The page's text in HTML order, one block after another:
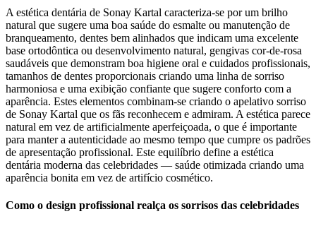
A estética dentária de Sonay Kartal caracteriza-se por um brilho
natural que sugere uma boa saúde do esmalte ou manutenção de
branqueamento, dentes bem alinhados que indicam uma excelente
base ortodôntica ou desenvolvimento natural, gengivas cor-de-rosa
saudáveis que demonstram boa higiene oral e cuidados profissionais,
tamanhos de dentes proporcionais criando uma linha de sorriso
harmoniosa e uma exibição confiante que sugere conforto com a
aparência. Estes elementos combinam-se criando o apelativo sorriso
de Sonay Kartal que os fãs reconhecem e admiram. A estética parece
natural em vez de artificialmente aperfeiçoada, o que é importante
para manter a autenticidade ao mesmo tempo que cumpre os padrões
de apresentação profissional. Este equilíbrio define a estética
dentária moderna das celebridades — saúde otimizada criando uma
aparência bonita em vez de artifício cosmético.
Como o design profissional realça os sorrisos das celebridades